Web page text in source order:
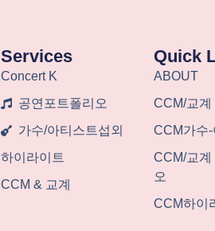
Services
Concert K
공연포트폴리오
가수/아티스트섭외
하이라이트
CCM & 교계
Quick
ABOUT
CCM/교계
CCM가수-
CCM/교계
오
CCM하이